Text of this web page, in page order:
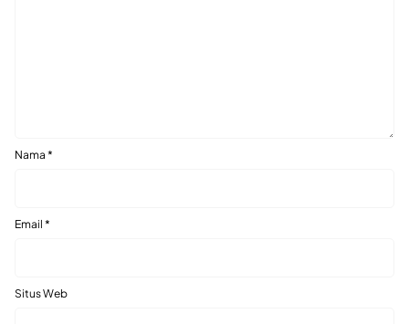
Nama *
Email *
Situs Web